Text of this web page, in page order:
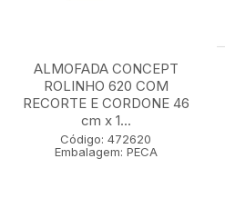
ALMOFADA CONCEPT
ROLINHO 620 COM
RECORTE E CORDONE 46
cm x 1...
Código: 472620
Embalagem: PECA